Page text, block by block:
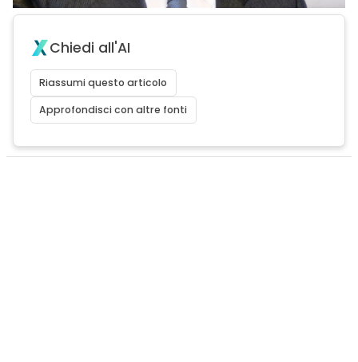
Chiedi all'AI
Riassumi questo articolo
Approfondisci con altre fonti